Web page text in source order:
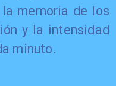
memoria de los
y la intensidad
minuto.